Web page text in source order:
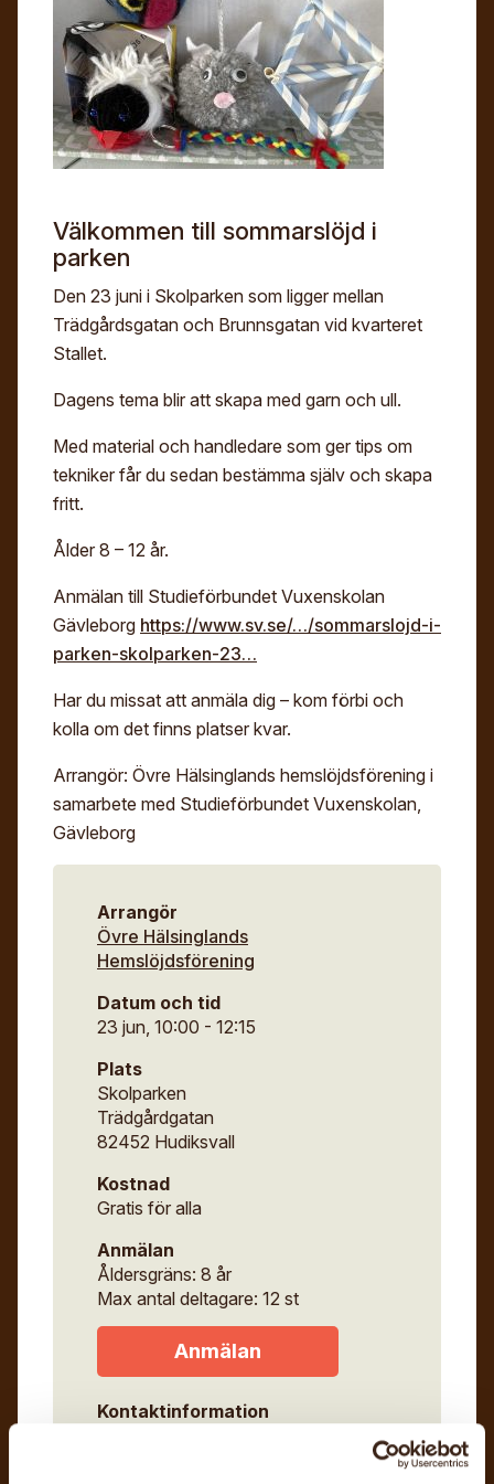
Digitalt museum
Stipendier
Gesäll- och mästarbrev
Immateriellt kulturarv
Mina sidor
Sök
Eng
Välkommen till sommarslöjd i
parken
Den 23 juni i Skolparken som ligger mellan
Trädgårdsgatan och Brunnsgatan vid kvarteret
Stallet.
Dagens tema blir att skapa med garn och ull.
Med material och handledare som ger tips om
tekniker får du sedan bestämma själv och skapa
fritt.
Ålder 8 – 12 år.
Anmälan till Studieförbundet Vuxenskolan
Gävleborg https://www.sv.se/…/sommarslojd-i-
parken-skolparken-23…
Har du missat att anmäla dig – kom förbi och
kolla om det finns platser kvar.
Arrangör: Övre Hälsinglands hemslöjdsförening i
samarbete med Studieförbundet Vuxenskolan,
Gävleborg
Arrangör
Övre Hälsinglands
Hemslöjdsförening
Datum och tid
23 jun, 10:00 - 12:15
Plats
Skolparken
Trädgårdgatan
82452 Hudiksvall
Kostnad
Gratis för alla
Anmälan
Åldersgräns: 8 år
Max antal deltagare: 12 st
Anmälan
Kontaktinformation
För- och efternamn*
E-post*
hanteras av Hemslöjden enligt
Dataskyddsförordningen, GDPR. Uppgifterna behövs
för att hantera din anmälan och lämnas aldrig ut till